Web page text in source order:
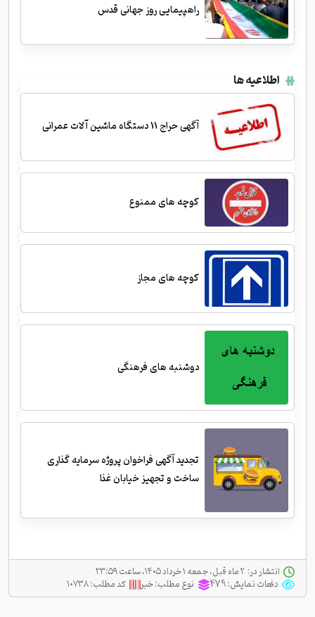
راهپیمایی روز جهانی قدس
اطلاعیه ها
آگهی حراج 11 دستگاه ماشین آلات عمرانی
کوچه های ممنوع
کوچه های مجاز
دوشنبه های فرهنگی
تجدید آگهی فراخوان پروژه سرمایه گذاری
ساخت و تجهیز خیابان غذا
انتشار در:
دفعات نمایش:479 نوع مطلب:خبر کد مطلب:۱۰۷۳۸